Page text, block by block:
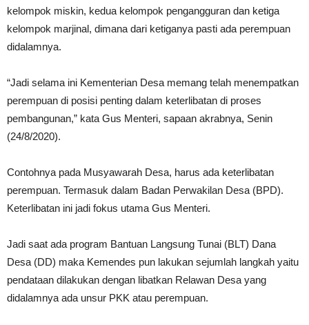
kelompok miskin, kedua kelompok pengangguran dan ketiga
kelompok marjinal, dimana dari ketiganya pasti ada perempuan
didalamnya.
“Jadi selama ini Kementerian Desa memang telah menempatkan
perempuan di posisi penting dalam keterlibatan di proses
pembangunan,” kata Gus Menteri, sapaan akrabnya, Senin
(24/8/2020).
Contohnya pada Musyawarah Desa, harus ada keterlibatan
perempuan. Termasuk dalam Badan Perwakilan Desa (BPD).
Keterlibatan ini jadi fokus utama Gus Menteri.
Jadi saat ada program Bantuan Langsung Tunai (BLT) Dana
Desa (DD) maka Kemendes pun lakukan sejumlah langkah yaitu
pendataan dilakukan dengan libatkan Relawan Desa yang
didalamnya ada unsur PKK atau perempuan.